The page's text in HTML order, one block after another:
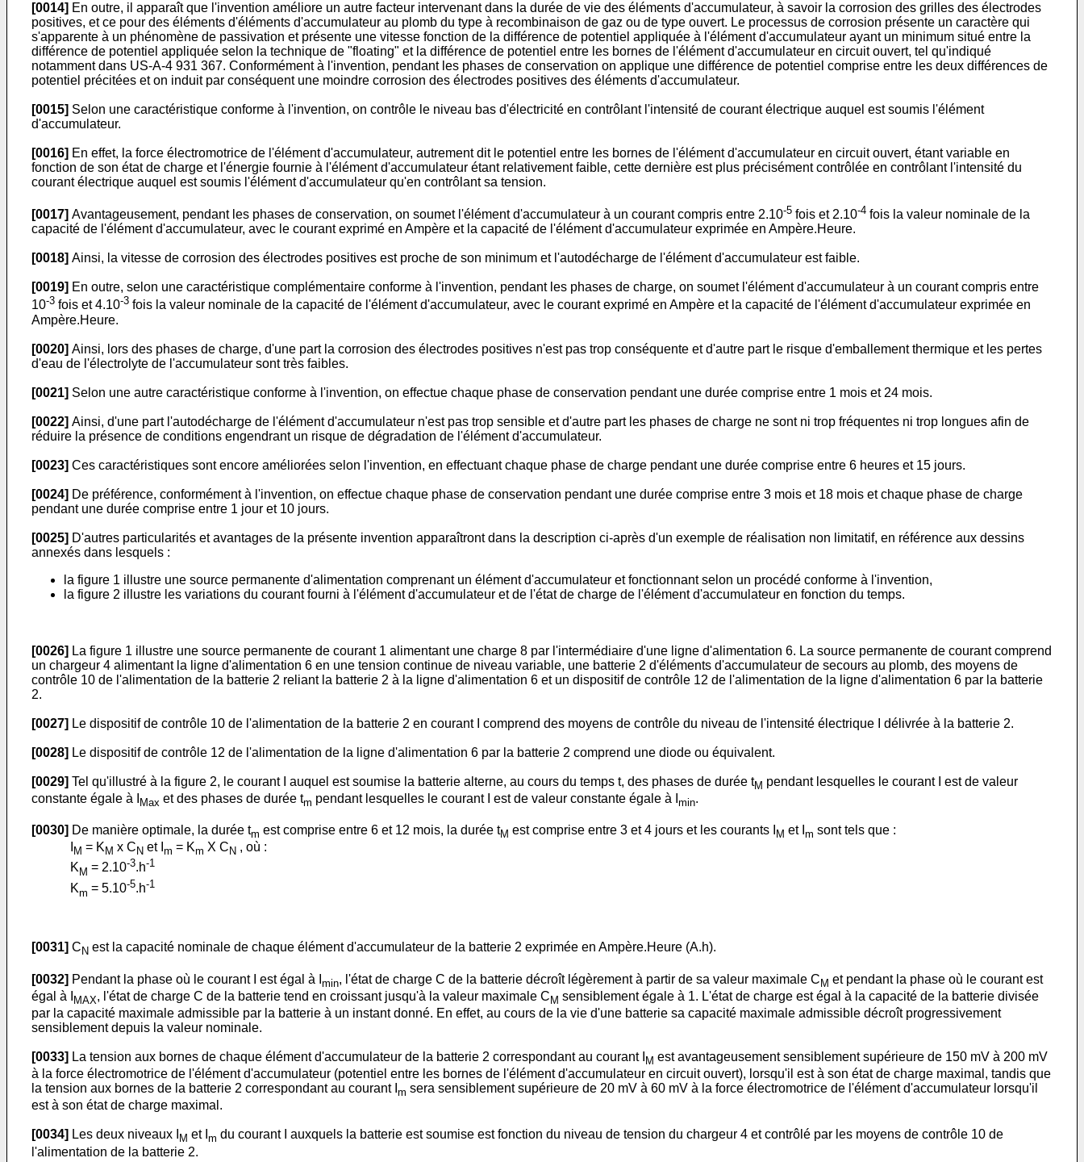
[0014] En outre, il apparaît que l'invention améliore un autre facteur intervenant dans la durée de vie des éléments d'accumulateur, à savoir la corrosion des grilles des électrodes
positives, et ce pour des éléments d'éléments d'accumulateur au plomb du type à recombinaison de gaz ou de type ouvert. Le processus de corrosion présente un caractère qui
s'apparente à un phénomène de passivation et présente une vitesse fonction de la différence de potentiel appliquée à l'élément d'accumulateur ayant un minimum situé entre la
différence de potentiel appliquée selon la technique de "floating" et la différence de potentiel entre les bornes de l'élément d'accumulateur en circuit ouvert, tel qu'indiqué
notamment dans US-A-4 931 367. Conformément à l'invention, pendant les phases de conservation on applique une différence de potentiel comprise entre les deux différences de
potentiel précitées et on induit par conséquent une moindre corrosion des électrodes positives des éléments d'accumulateur.
[0015] Selon une caractéristique conforme à l'invention, on contrôle le niveau bas d'électricité en contrôlant l'intensité de courant électrique auquel est soumis l'élément
d'accumulateur.
[0016] En effet, la force électromotrice de l'élément d'accumulateur, autrement dit le potentiel entre les bornes de l'élément d'accumulateur en circuit ouvert, étant variable en
fonction de son état de charge et l'énergie fournie à l'élément d'accumulateur étant relativement faible, cette dernière est plus précisément contrôlée en contrôlant l'intensité du
courant électrique auquel est soumis l'élément d'accumulateur qu'en contrôlant sa tension.
[0017] Avantageusement, pendant les phases de conservation, on soumet l'élément d'accumulateur à un courant compris entre 2.10-5 fois et 2.10-4 fois la valeur nominale de la
capacité de l'élément d'accumulateur, avec le courant exprimé en Ampère et la capacité de l'élément d'accumulateur exprimée en Ampère.Heure.
[0018] Ainsi, la vitesse de corrosion des électrodes positives est proche de son minimum et l'autodécharge de l'élément d'accumulateur est faible.
[0019] En outre, selon une caractéristique complémentaire conforme à l'invention, pendant les phases de charge, on soumet l'élément d'accumulateur à un courant compris entre
10-3 fois et 4.10-3 fois la valeur nominale de la capacité de l'élément d'accumulateur, avec le courant exprimé en Ampère et la capacité de l'élément d'accumulateur exprimée en
Ampère.Heure.
[0020] Ainsi, lors des phases de charge, d'une part la corrosion des électrodes positives n'est pas trop conséquente et d'autre part le risque d'emballement thermique et les pertes
d'eau de l'électrolyte de l'accumulateur sont très faibles.
[0021] Selon une autre caractéristique conforme à l'invention, on effectue chaque phase de conservation pendant une durée comprise entre 1 mois et 24 mois.
[0022] Ainsi, d'une part l'autodécharge de l'élément d'accumulateur n'est pas trop sensible et d'autre part les phases de charge ne sont ni trop fréquentes ni trop longues afin de
réduire la présence de conditions engendrant un risque de dégradation de l'élément d'accumulateur.
[0023] Ces caractéristiques sont encore améliorées selon l'invention, en effectuant chaque phase de charge pendant une durée comprise entre 6 heures et 15 jours.
[0024] De préférence, conformément à l'invention, on effectue chaque phase de conservation pendant une durée comprise entre 3 mois et 18 mois et chaque phase de charge
pendant une durée comprise entre 1 jour et 10 jours.
[0025] D'autres particularités et avantages de la présente invention apparaîtront dans la description ci-après d'un exemple de réalisation non limitatif, en référence aux dessins
annexés dans lesquels :
la figure 1 illustre une source permanente d'alimentation comprenant un élément d'accumulateur et fonctionnant selon un procédé conforme à l'invention,
la figure 2 illustre les variations du courant fourni à l'élément d'accumulateur et de l'état de charge de l'élément d'accumulateur en fonction du temps.
[0026] La figure 1 illustre une source permanente de courant 1 alimentant une charge 8 par l'intermédiaire d'une ligne d'alimentation 6. La source permanente de courant comprend
un chargeur 4 alimentant la ligne d'alimentation 6 en une tension continue de niveau variable, une batterie 2 d'éléments d'accumulateur de secours au plomb, des moyens de
contrôle 10 de l'alimentation de la batterie 2 reliant la batterie 2 à la ligne d'alimentation 6 et un dispositif de contrôle 12 de l'alimentation de la ligne d'alimentation 6 par la batterie
2.
[0027] Le dispositif de contrôle 10 de l'alimentation de la batterie 2 en courant I comprend des moyens de contrôle du niveau de l'intensité électrique I délivrée à la batterie 2.
[0028] Le dispositif de contrôle 12 de l'alimentation de la ligne d'alimentation 6 par la batterie 2 comprend une diode ou équivalent.
[0029] Tel qu'illustré à la figure 2, le courant I auquel est soumise la batterie alterne, au cours du temps t, des phases de durée tM pendant lesquelles le courant I est de valeur
constante égale à I
Max et des phases de durée tm pendant lesquelles le courant I est de valeur constante égale à I min.
[0030] De manière optimale, la durée tm est comprise entre 6 et 12 mois, la durée tM est comprise entre 3 et 4 jours et les courants I M et I m sont tels que :
M = K M x C N et I m = Km X C N , où :
KM = 2.10-3.h-1
Km = 5.10-5.h-1
[0031] C N est la capacité nominale de chaque élément d'accumulateur de la batterie 2 exprimée en Ampère.Heure (A.h).
[0032] Pendant la phase où le courant I est égal à I min, l'état de charge C de la batterie décroît légèrement à partir de sa valeur maximale C M et pendant la phase où le courant est
égal à I
MAX, l'état de charge C de la batterie tend en croissant jusqu'à la valeur maximale C M sensiblement égale à 1. L'état de charge est égal à la capacité de la batterie divisée
par la capacité maximale admissible par la batterie à un instant donné. En effet, au cours de la vie d'une batterie sa capacité maximale admissible décroît progressivement
sensiblement depuis la valeur nominale.
[0033] La tension aux bornes de chaque élément d'accumulateur de la batterie 2 correspondant au courant I M est avantageusement sensiblement supérieure de 150 mV à 200 mV
à la force électromotrice de l'élément d'accumulateur (potentiel entre les bornes de l'élément d'accumulateur en circuit ouvert), lorsqu'il est à son état de charge maximal, tandis que
la tension aux bornes de la batterie 2 correspondant au courant I m sera sensiblement supérieure de 20 mV à 60 mV à la force électromotrice de l'élément d'accumulateur lorsqu'il
est à son état de charge maximal.
[0034] Les deux niveaux I M et I m du courant I auxquels la batterie est soumise est fonction du niveau de tension du chargeur 4 et contrôlé par les moyens de contrôle 10 de
l'alimentation de la batterie 2.